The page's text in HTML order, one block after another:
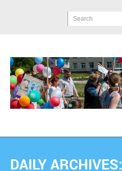
Search
DAILY ARCHIVES: